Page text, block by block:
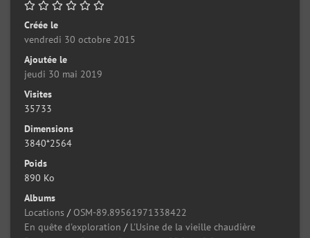
Créée le
vendredi 30 octobre 2015
Ajoutée le
jeudi 30 mai 2019
Visites
35733
Dimensions
3840*2564
Poids
890 Ko
Albums
Locations / OSM-89.89561971338422
En quête d'exploration / L'Usine de la vieille chaudière